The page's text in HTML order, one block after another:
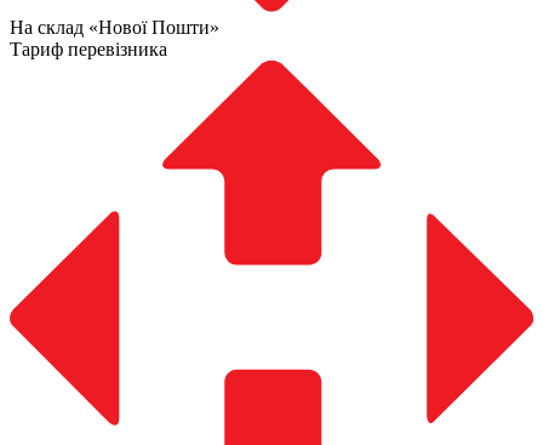
На склад «Нової Пошти»
Тариф перевізника